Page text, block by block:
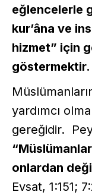
eğlencelerle
kur’âna ve
hizmet” için
göstermektir.
yardımcı
gereğidir.
onlardan
Evsat, 1:151;